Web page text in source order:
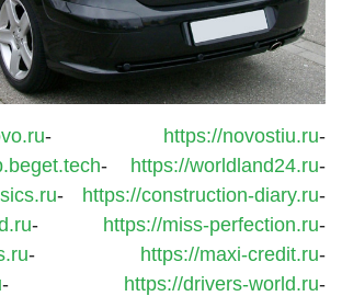
- https://novostiu.ru-
- https://worldland24.ru-
- https://construction-diary.ru-
- https://miss-perfection.ru-
- https://maxi-credit.ru-
- https://drivers-world.ru-